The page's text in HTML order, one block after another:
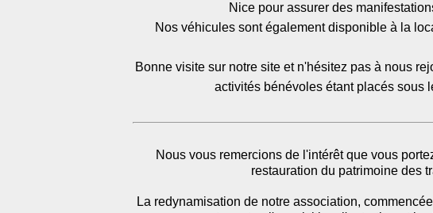
Nice pour assurer des
Nos véhicules sont également disponible à la
Bonne visite sur notre site et n'hésitez pas à nous
activités bénévoles étant placés sous
Nous vous remercions de l'intérêt que vous
restauration du patrimoine des
La redynamisation de notre association,